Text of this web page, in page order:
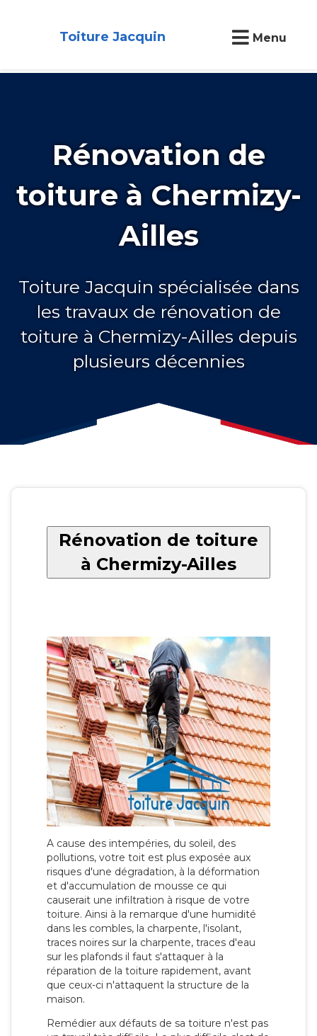
Toiture Jacquin Menu
Rénovation de
toiture à Chermizy-
Ailles
Toiture Jacquin spécialisée dans
les travaux de rénovation de
toiture à Chermizy-Ailles depuis
plusieurs décennies
Rénovation de toiture
à Chermizy-Ailles
A cause des intempéries, du soleil, des
pollutions, votre toit est plus exposée aux
risques d'une dégradation, à la déformation
et d'accumulation de mousse ce qui
causerait une infiltration à risque de votre
toiture. Ainsi à la remarque d'une humidité
dans les combles, la charpente, l'isolant,
traces noires sur la charpente, traces d'eau
sur les plafonds il faut s'attaquer à la
réparation de la toiture rapidement, avant
que ceux-ci n'attaquent la structure de la
maison.
Remédier aux défauts de sa toiture n'est pas